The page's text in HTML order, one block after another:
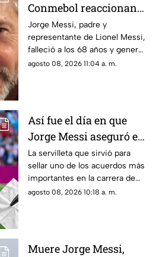
Conmebol reaccionan
ante la muerte de Jorge
Messi, padre de Lionel
Jorge Messi, padre y
representante de Lionel Messi,
falleció a los 68 años y generó
reacciones de organismos y
agosto 08, 2026 11:04 a. m.
Así fue el día en que
Jorge Messi aseguró el
futuro de Lionel con
una servilleta
La servilleta que sirvió para
sellar uno de los acuerdos más
importantes en la carrera de
Lionel Messi terminó
agosto 08, 2026 10:18 a. m.
Muere Jorge Messi,